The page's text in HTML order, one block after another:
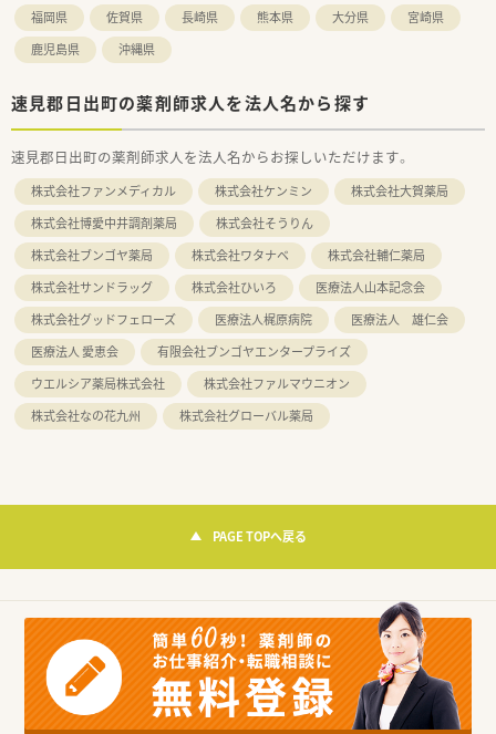
福岡県 佐賀県 長崎県 熊本県 大分県
宮崎県
鹿児島県
沖縄県
速見郡日出町の薬剤師求人を法人名から探す
速見郡日出町の薬剤師求人を法人名からお探しいただけます。
株式会社ファンメディカル 株式会社ケンミン
株式会社大賀薬局
株式会社博愛中井調剤薬局
株式会社そうりん
株式会社ブンゴヤ薬局
株式会社ワタナベ
株式会社輔仁薬局
株式会社サンドラッグ
株式会社ひいろ
医療法人山本記念会
株式会社グッドフェローズ
医療法人梶原病院
医療法人 雄仁会
医療法人 愛恵会
有限会社ブンゴヤエンタープライズ
ウエルシア薬局株式会社
株式会社ファルマウニオン
株式会社なの花九州
株式会社グローバル薬局
PAGE TOPへ戻る